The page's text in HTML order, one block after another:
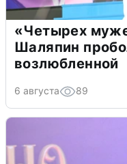
«Четырех
Шаляпин
возлюбленной
6 августа 89